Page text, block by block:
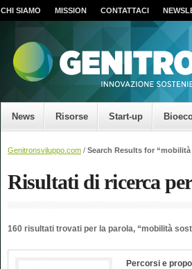
CHI SIAMO MISSION CONTATTACI
News Risorse Start-up
Genitronsviluppo.com / Search Results for
Risultati di ricerca
160 risultati trovati per la parola, “mobilità
Percorsi e